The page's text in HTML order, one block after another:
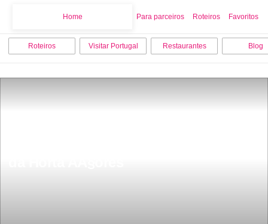
Home Para parceiros Roteiros Favoritos
Roteiros Visitar Portugal Restaurantes Blog